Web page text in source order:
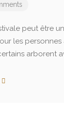
peut être
les personnes
arborent